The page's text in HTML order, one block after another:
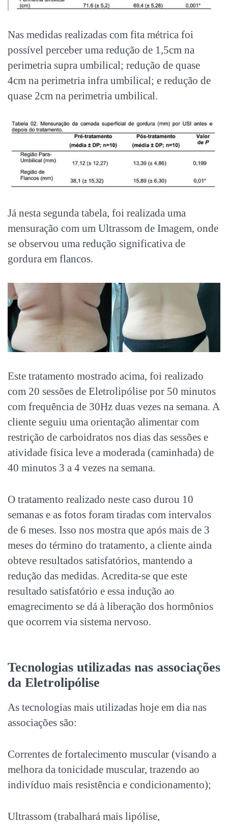
Nas medidas realizadas com fita métrica foi
possível perceber uma redução de 1,5cm na
perimetria supra umbilical; redução de quase
4cm na perimetria infra umbilical; e redução de
quase 2cm na perimetria umbilical.
Já nesta segunda tabela, foi realizada uma
mensuração com um Ultrassom de Imagem, onde
se observou uma redução significativa de
gordura em flancos.
Este tratamento mostrado acima, foi realizado
com 20 sessões de Eletrolipólise por 50 minutos
com frequência de 30Hz duas vezes na semana. A
cliente seguiu uma orientação alimentar com
restrição de carboidratos nos dias das sessões e
atividade física leve a moderada (caminhada) de
40 minutos 3 a 4 vezes na semana.
O tratamento realizado neste caso durou 10
semanas e as fotos foram tiradas com intervalos
de 6 meses. Isso nos mostra que após mais de 3
meses do término do tratamento, a cliente ainda
obteve resultados satisfatórios, mantendo a
redução das medidas. Acredita-se que este
resultado satisfatório e essa indução ao
emagrecimento se dá à liberação dos hormônios
que ocorrem via sistema nervoso.
Tecnologias utilizadas nas associações
da Eletrolipólise
As tecnologias mais utilizadas hoje em dia nas
associações são:
Correntes de fortalecimento muscular (visando a
melhora da tonicidade muscular, trazendo ao
indivíduo mais resistência e condicionamento);
Ultrassom (trabalhará mais lipólise,